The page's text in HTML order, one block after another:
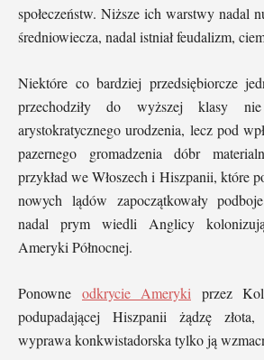
społeczeństw. Niższe ich warstwy nadal
średniowiecza, nadal istniał feudalizm,
Niektóre co bardziej przedsiębiorcze
przechodziły do wyższej klasy
arystokratycznego urodzenia, lecz pod
pazernego gromadzenia dóbr
przykład we Włoszech i Hiszpanii, które
nowych lądów zapoczątkowały
nadal prym wiedli Anglicy
Ameryki Północnej.
Ponowne odkrycie Ameryki przez
podupadającej Hiszpanii żądzę
wyprawa konkwistadorska tylko ją